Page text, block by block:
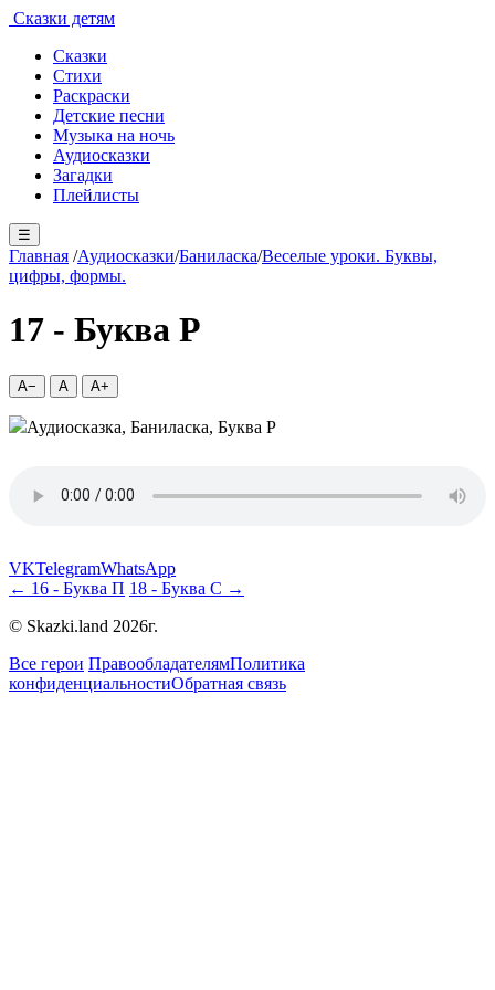
Сказки детям
Сказки
Стихи
Раскраски
Детские песни
Музыка на ночь
Аудиосказки
Загадки
Плейлисты
☰
Главная /Аудиосказки/Баниласка/Веселые уроки. Буквы,
цифры, формы.
17 - Буква Р
A− A A+
VKTelegramWhatsApp
← 16 - Буква П 18 - Буква С →
© Skazki.land 2026г.
Все герои ПравообладателямПолитика
конфиденциальностиОбратная связь